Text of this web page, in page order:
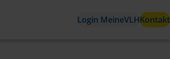
Login MeineVLHKontakt